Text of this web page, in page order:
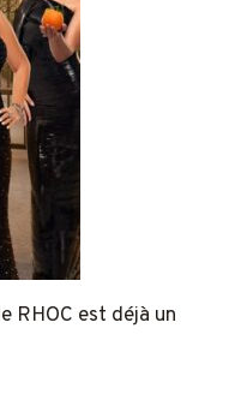
RHOC est déjà un